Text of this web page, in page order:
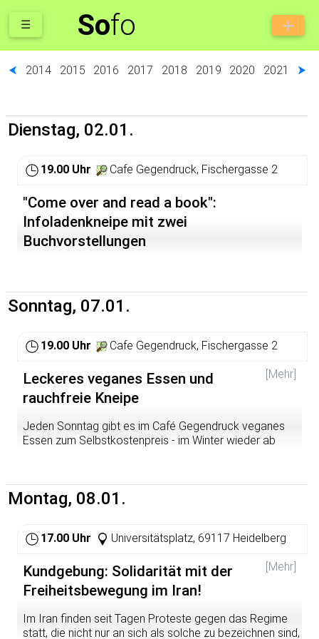
Sofo
☰
⮜ 2014 2015 2016 2017 2018 2019 2020 2021 ⮞
Dienstag, 02.01.
19.00 Uhr Cafe Gegendruck, Fischergasse 2
"Come over and read a book":
Infoladenkneipe mit zwei
Buchvorstellungen
Sonntag, 07.01.
19.00 Uhr Cafe Gegendruck, Fischergasse 2
[Mehr]
Leckeres veganes Essen und
rauchfreie Kneipe
Jeden Sonntag gibt es im Café Gegendruck veganes
Essen zum Selbstkostenpreis - im Winter wieder ab
Montag, 08.01.
17.00 Uhr Universitätsplatz, 69117 Heidelberg
[Mehr]
Kundgebung: Solidarität mit der
Freiheitsbewegung im Iran!
Im Iran finden seit Tagen Proteste gegen das Regime
statt, die nicht nur an sich als solche zu bezeichnen sind,